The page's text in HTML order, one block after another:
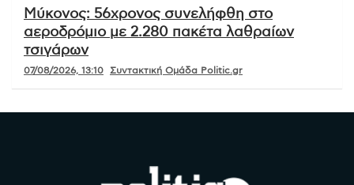
Μύκονος: 56χρονος συνελήφθη στο
αεροδρόμιο με 2.280 πακέτα λαθραίων
τσιγάρων
07/08/2026, 13:10 Συντακτική Ομάδα Politic.gr